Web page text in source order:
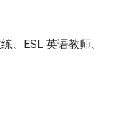
、ESL 英语教师、